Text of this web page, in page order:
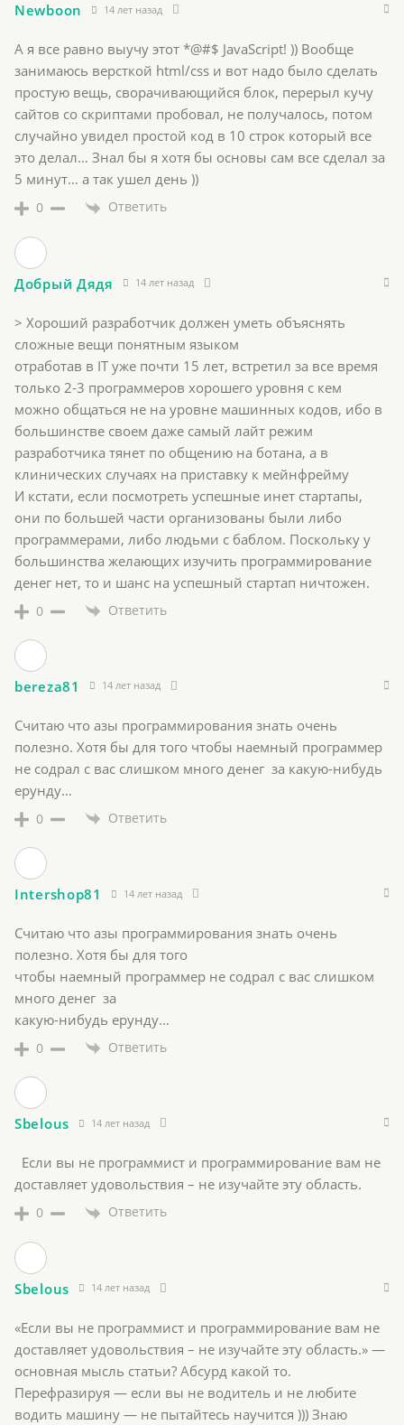
Newboon 14 лет назад
А я все равно выучу этот *@#$ JavaScript! )) Вообще
занимаюсь версткой html/css и вот надо было сделать
простую вещь, сворачивающийся блок, перерыл кучу
сайтов со скриптами пробовал, не получалось, потом
случайно увидел простой код в 10 строк который все
это делал… Знал бы я хотя бы основы сам все сделал за
5 минут… а так ушел день ))
0 Ответить
Добрый Дядя 14 лет назад
> Хороший разработчик должен уметь объяснять
сложные вещи понятным языком
отработав в IT уже почти 15 лет, встретил за все время
только 2-3 программеров хорошего уровня с кем
можно общаться не на уровне машинных кодов, ибо в
большинстве своем даже самый лайт режим
разработчика тянет по общению на ботана, а в
клинических случаях на приставку к мейнфрейму
И кстати, если посмотреть успешные инет стартапы,
они по большей части организованы были либо
программерами, либо людьми с баблом. Поскольку у
большинства желающих изучить программирование
денег нет, то и шанс на успешный стартап ничтожен.
0 Ответить
bereza81 14 лет назад
Считаю что азы программирования знать очень
полезно. Хотя бы для того чтобы наемный программер
не содрал с вас слишком много денег за какую-нибудь
ерунду…
0 Ответить
Intershop81 14 лет назад
Считаю что азы программирования знать очень
полезно. Хотя бы для того
чтобы наемный программер не содрал с вас слишком
много денег за
какую-нибудь ерунду…
0 Ответить
Sbelous 14 лет назад
Если вы не программист и программирование вам не
доставляет удовольствия – не изучайте эту область.
0 Ответить
Sbelous 14 лет назад
«Если вы не программист и программирование вам не
доставляет удовольствия – не изучайте эту область.» —
основная мысль статьи? Абсурд какой то.
Перефразируя — если вы не водитель и не любите
водить машину — не пытайтесь научится ))) Знаю